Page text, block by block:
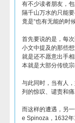
有不少读者朋友，
隔千山万水的只能
竟是“也有无能的时
首先要说的是，每
小文中提及的那些
就是还不愿意出手
本就是大部分传统宗
与此同时，当有人
列的惊叹、谴责和痛
而这样的遭遇，另
e Spinoza，1632